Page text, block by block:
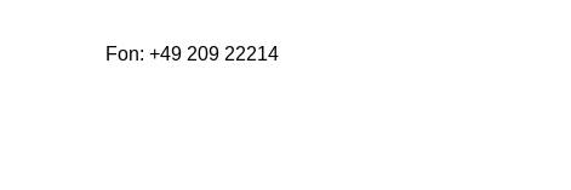
Fon: +49 209 22214